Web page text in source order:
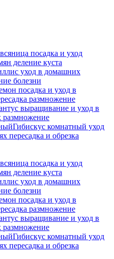
посадка и уход
деление куста
уход в домашних
болезни
посадка и уход в
размножение
выращивание и уход в
размножение
Гибискус комнатный уход
пересадка и обрезка
посадка и уход
деление куста
уход в домашних
болезни
посадка и уход в
размножение
выращивание и уход в
размножение
Гибискус комнатный уход
пересадка и обрезка